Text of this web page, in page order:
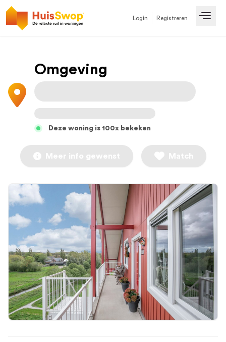
Login Registreren
Omgeving
Deze woning is 100x bekeken
Meer info gewenst Match